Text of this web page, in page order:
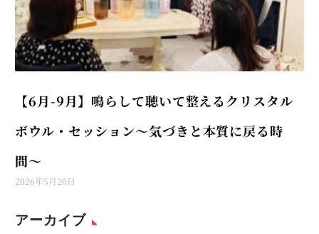
【6月-9月】鳴らして聴いて整えるクリスタル
ボウル・セッション〜気づきと本質に戻る時
間〜
2026年5月20日
アーカイブ